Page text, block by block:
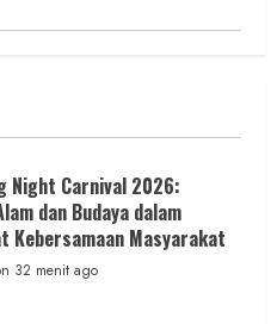
Night Carnival 2026:
dan Budaya dalam
Kebersamaan Masyarakat
32 menit ago